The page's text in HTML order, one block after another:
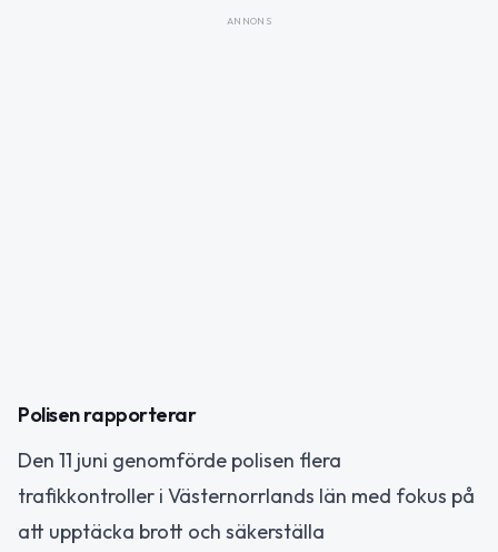
ANNONS
Polisen rapporterar
Den 11 juni genomförde polisen flera
trafikkontroller i Västernorrlands län med fokus på
att upptäcka brott och säkerställa